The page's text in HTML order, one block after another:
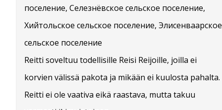
поселение, Селезнёвское сельское поселение,
Хийтольское сельское поселение, Элисенваарское
сельское поселение
Reitti soveltuu todellisille Reisi Reijoille, joilla ei
korvien välissä pakota ja mikään ei kuulosta pahalta.
Reitti ei ole vaativa eikä raastava, mutta takuu